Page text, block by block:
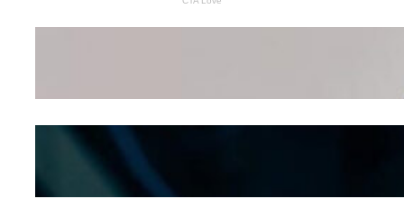
Wanita Pamer Pakaian
Kepribadian